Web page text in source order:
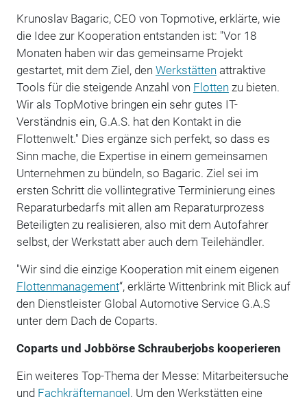
Krunoslav Bagaric, CEO von Topmotive, erklärte, wie
die Idee zur Kooperation entstanden ist: "Vor 18
Monaten haben wir das gemeinsame Projekt
gestartet, mit dem Ziel, den Werkstätten attraktive
Tools für die steigende Anzahl von Flotten zu bieten.
Wir als TopMotive bringen ein sehr gutes IT-
Verständnis ein, G.A.S. hat den Kontakt in die
Flottenwelt." Dies ergänze sich perfekt, so dass es
Sinn mache, die Expertise in einem gemeinsamen
Unternehmen zu bündeln, so Bagaric. Ziel sei im
ersten Schritt die vollintegrative Terminierung eines
Reparaturbedarfs mit allen am Reparaturprozess
Beteiligten zu realisieren, also mit dem Autofahrer
selbst, der Werkstatt aber auch dem Teilehändler.
"Wir sind die einzige Kooperation mit einem eigenen
Flottenmanagement“, erklärte Wittenbrink mit Blick auf
den Dienstleister Global Automotive Service G.A.S
unter dem Dach de Coparts.
Coparts und Jobbörse Schrauberjobs kooperieren
Ein weiteres Top-Thema der Messe: Mitarbeitersuche
und Fachkräftemangel . Um den Werkstätten eine